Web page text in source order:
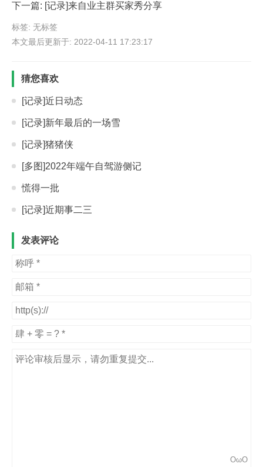
下一篇: [记录]来自业主群买家秀分享
标签: 无标签
本文最后更新于: 2022-04-11 17:23:17
猜您喜欢
[记录]近日动态
[记录]新年最后的一场雪
[记录]猪猪侠
[多图]2022年端午自驾游侧记
慌得一批
[记录]近期事二三
发表评论
OωO